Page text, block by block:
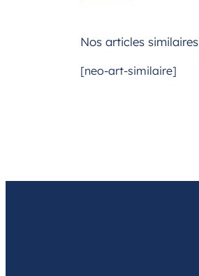
Nos articles similaires
[neo-art-similaire]